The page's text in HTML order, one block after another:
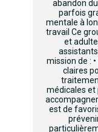
abandon
parfois
mentale à
travail Ce
et
mission de :
claires
médicales et
est de